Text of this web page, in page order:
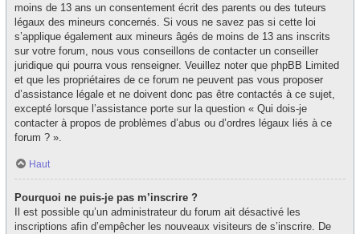
moins de 13 ans un consentement écrit des parents ou des tuteurs
légaux des mineurs concernés. Si vous ne savez pas si cette loi
s’applique également aux mineurs âgés de moins de 13 ans inscrits
sur votre forum, nous vous conseillons de contacter un conseiller
juridique qui pourra vous renseigner. Veuillez noter que phpBB Limited
et que les propriétaires de ce forum ne peuvent pas vous proposer
d’assistance légale et ne doivent donc pas être contactés à ce sujet,
excepté lorsque l’assistance porte sur la question « Qui dois-je
contacter à propos de problèmes d’abus ou d’ordres légaux liés à ce
forum ? ».
Haut
Pourquoi ne puis-je pas m’inscrire ?
Il est possible qu’un administrateur du forum ait désactivé les
inscriptions afin d’empêcher les nouveaux visiteurs de s’inscrire. De